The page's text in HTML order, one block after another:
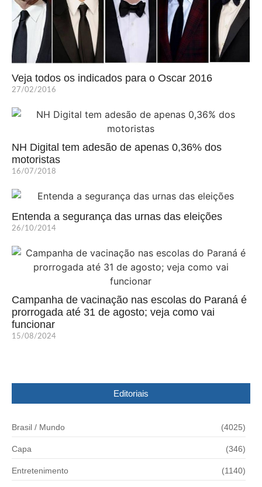
Veja todos os indicados para o Oscar 2016
27/02/2016
NH Digital tem adesão de apenas 0,36% dos
motoristas
16/07/2018
Entenda a segurança das urnas das eleições
26/10/2014
Campanha de vacinação nas escolas do Paraná é
prorrogada até 31 de agosto; veja como vai
funcionar
15/08/2024
Editoriais
Brasil / Mundo (4025)
Capa (346)
Entretenimento (1140)